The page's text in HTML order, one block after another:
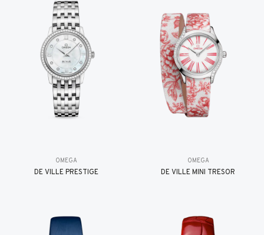
OMEGA
DE VILLE PRESTIGE
OMEGA
DE VILLE MINI TRÉSOR